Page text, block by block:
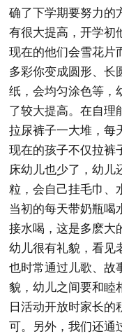
确了下学期要努力的
有很大提高，开学初
现在的他们会雪花片
多彩你变成圆形、长
纸，会均匀涂色等，
了较大提高。在自理
拉尿裤子一大堆，每
现在的孩子不仅拉裤
床幼儿也少了，幼儿
粒，会自己挂毛巾、
当初的每天带奶瓶喝
接水喝，这是多麽大
幼儿很有礼貌，看见
也时常通过儿歌、故
貌，幼儿之间要和睦
日活动开放时家长的
可。另外，我们还通